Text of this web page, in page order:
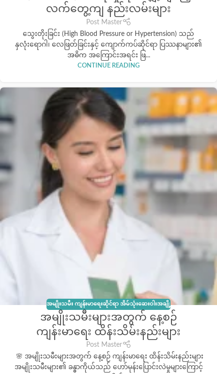
လက်တွေ့ကျ နည်းလမ်းများ
Post Master
သွေးတိုးခြင်း (High Blood Pressure or Hypertension) သည်
နှလုံးရောဂါ၊ လေဖြတ်ခြင်းနှင့် ကျောက်ကပ်ဆိုင်ရာ ပြဿနာများ၏
အဓိက အကြောင်းအရင်း ဖြ...
CONTINUE READING
အမျိုးသမီး ကျန်းမာရေးဆိုင်ရာ အိမ်သုံးဆေးဝါးအချို့
အမျိုးသမီးများအတွက် နေ့စဉ်
ကျန်းမာရေး ထိန်းသိမ်းနည်းများ
Post Master
🌸 အမျိုးသမီးများအတွက် နေ့စဉ် ကျန်းမာရေး ထိန်းသိမ်းနည်းများ
အမျိုးသမီးများ၏ ခန္ဓာကိုယ်သည် ဟော်မုန်းပြောင်းလဲမှုများကြောင့်